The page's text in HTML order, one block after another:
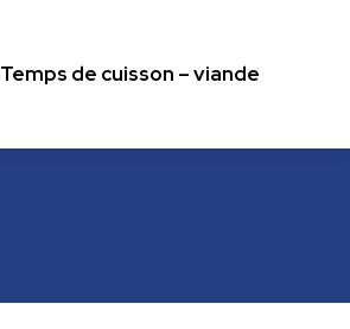
Temps de cuisson – viande